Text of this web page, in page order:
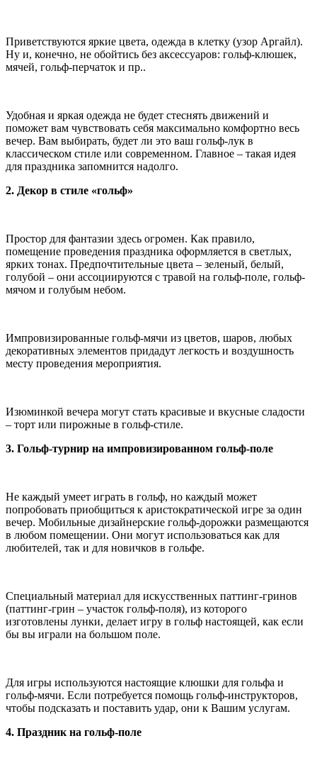
Приветствуются яркие цвета, одежда в клетку (узор Аргайл).
Ну и, конечно, не обойтись без аксессуаров: гольф-клюшек,
мячей, гольф-перчаток и пр..
Удобная и яркая одежда не будет стеснять движений и
поможет вам чувствовать себя максимально комфортно весь
вечер. Вам выбирать, будет ли это ваш гольф-лук в
классическом стиле или современном. Главное – такая идея
для праздника запомнится надолго.
2. Декор в стиле «гольф»
Простор для фантазии здесь огромен. Как правило,
помещение проведения праздника оформляется в светлых,
ярких тонах. Предпочтительные цвета – зеленый, белый,
голубой – они ассоциируются с травой на гольф-поле, гольф-
мячом и голубым небом.
Импровизированные гольф-мячи из цветов, шаров, любых
декоративных элементов придадут легкость и воздушность
месту проведения мероприятия.
Изюминкой вечера могут стать красивые и вкусные сладости
– торт или пирожные в гольф-стиле.
3. Гольф-турнир на импровизированном гольф-поле
Не каждый умеет играть в гольф, но каждый может
попробовать приобщиться к аристократической игре за один
вечер. Мобильные дизайнерские гольф-дорожки размещаются
в любом помещении. Они могут использоваться как для
любителей, так и для новичков в гольфе.
Специальный материал для искусственных паттинг-гринов
(паттинг-грин – участок гольф-поля), из которого
изготовлены лунки, делает игру в гольф настоящей, как если
бы вы играли на большом поле.
Для игры используются настоящие клюшки для гольфа и
гольф-мячи. Если потребуется помощь гольф-инструкторов,
чтобы подсказать и поставить удар, они к Вашим услугам.
4. Праздник на гольф-поле